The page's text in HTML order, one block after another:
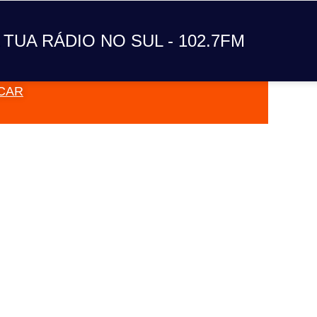
TUA RÁDIO NO SUL - 102.7FM
A TUA RÁDIO NO SUL